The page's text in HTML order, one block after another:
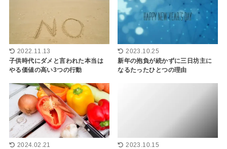
2022.11.13
子供時代にダメと言われた本当は
やる価値の高い3つの行動
2023.10.25
新年の抱負が続かずに三日坊主に
なるたったひとつの理由
2024.02.21 2023.10.15